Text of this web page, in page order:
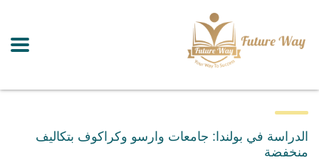
الدراسة في بولندا: جامعات وارسو وكراكوف بتكاليف
منخفضة